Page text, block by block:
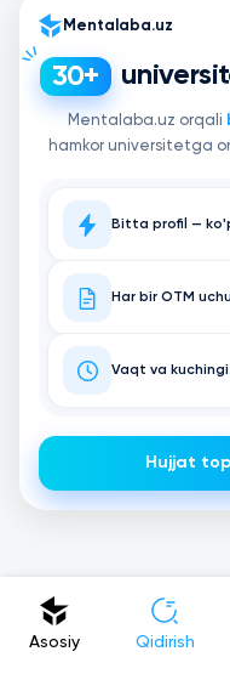
Asosiy Qidirish
Mentalaba.uz
30+
Mentalaba.uz orqali
hamkor universitetga
Bitta profil —
Har bir OTM
Vaqt va
Hujjat